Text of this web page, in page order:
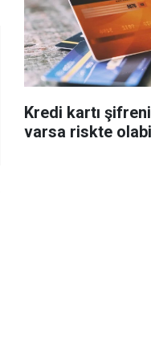
Kredi kartı
varsa riskte